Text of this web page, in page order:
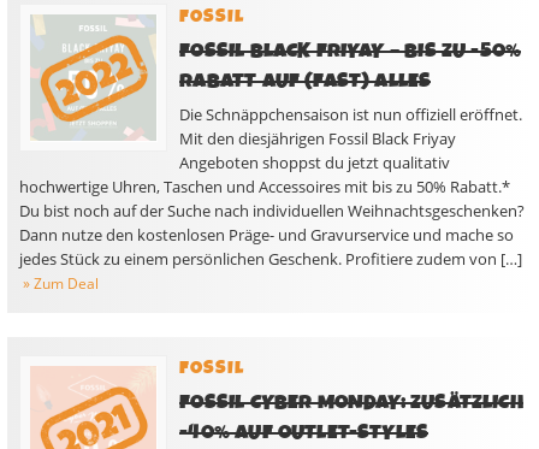
FOSSIL
FOSSIL BLACK FRIYAY – BIS ZU -50%
RABATT AUF (FAST) ALLES
Die Schnäppchensaison ist nun offiziell eröffnet.
Mit den diesjährigen Fossil Black Friyay
Angeboten shoppst du jetzt qualitativ
hochwertige Uhren, Taschen und Accessoires mit bis zu 50% Rabatt.*
Du bist noch auf der Suche nach individuellen Weihnachtsgeschenken?
Dann nutze den kostenlosen Präge- und Gravurservice und mache so
jedes Stück zu einem persönlichen Geschenk. Profitiere zudem von […]
» Zum Deal
FOSSIL
FOSSIL CYBER MONDAY: ZUSÄTZLICH
-40% AUF OUTLET-STYLES